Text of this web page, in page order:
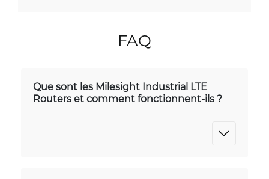
FAQ
Que sont les Milesight Industrial LTE
Routers et comment fonctionnent-ils ?